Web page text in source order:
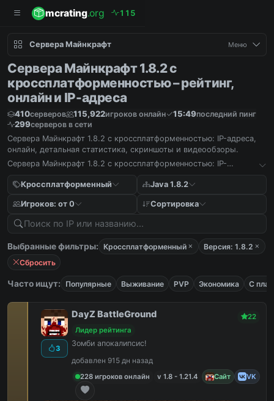
mcrating.org 1 1 5
Сервера Майнкрафт Меню
Сервера Майнкрафт 1.8.2 с
кроссплатформенностью – рейтинг,
онлайн и IP-адреса
410серверов 115,922игроков онлайн 15:49последний пинг
299серверов в сети
Сервера Майнкрафт 1.8.2 с кроссплатформенностью: IP-адреса,
онлайн, детальная статистика, скриншоты и видеообзоры.
Сервера Майнкрафт 1.8.2 с кроссплатформенностью: IP-
видеообзоры.
Кроссплатформенный Java 1.8.2
Игроков: от 0 Сортировка
Выбранные фильтры: Кроссплатформенный
Версия: 1.8.2
Сбросить
Часто ищут: Популярные Выживание PVP Экономика С
3
DayZ BattleGround
22
Лидер рейтинга
Зомби апокалипсис!
добавлен 915 дн назад
228 игроков онлайн
v 1.8 - 1.21.4 Сайт VK